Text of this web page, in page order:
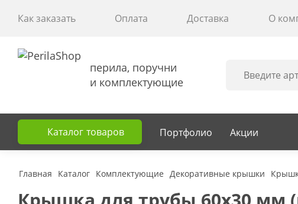
Как заказать Оплата Доставка О
перила, поручни
и комплектующие
Каталог товаров Портфолио Акции
Главная Каталог Комплектующие Декоративные крышки